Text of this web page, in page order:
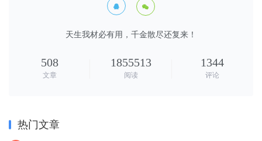
 
天生我材必有用，千金散尽还复来！
508
文章
1855513
阅读
1344
评论
热门文章